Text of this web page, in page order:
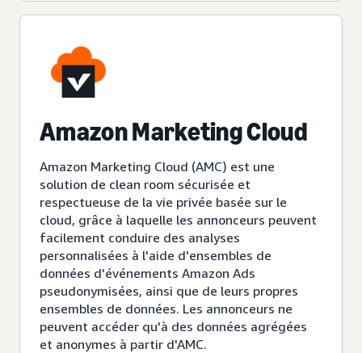
Amazon Marketing Cloud
Amazon Marketing Cloud (AMC) est une
solution de clean room sécurisée et
respectueuse de la vie privée basée sur le
cloud, grâce à laquelle les annonceurs peuvent
facilement conduire des analyses
personnalisées à l'aide d'ensembles de
données d'événements Amazon Ads
pseudonymisées, ainsi que de leurs propres
ensembles de données. Les annonceurs ne
peuvent accéder qu'à des données agrégées
et anonymes à partir d'AMC.